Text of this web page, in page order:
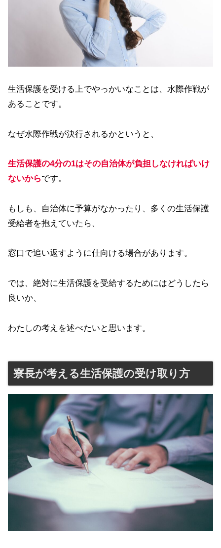
生活保護を受ける上でやっかいなことは、水際作戦が
あることです。
なぜ水際作戦が決行されるかというと、
生活保護の4分の1はその自治体が負担しなければいけ
ないからです。
もしも、自治体に予算がなかったり、多くの生活保護
受給者を抱えていたら、
窓口で追い返すように仕向ける場合があります。
では、絶対に生活保護を受給するためにはどうしたら
良いか、
わたしの考えを述べたいと思います。
寮長が考える生活保護の受け取り方